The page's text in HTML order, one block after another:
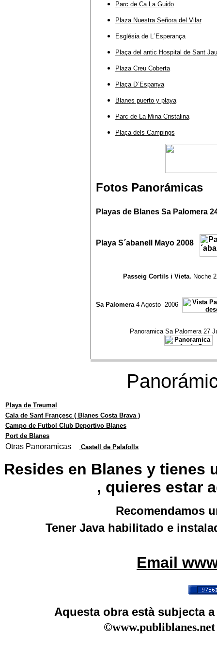
Parc de Ca La Guido
Plaza Nuestra Señora del Vilar
Església de L´Esperança
Plaça del antic Hospital de Sant
Plaza Creu Coberta
Plaça D´Espanya
Blanes puerto y playa
Parc de La Mina Cristalina
Plaça dels Campings
Fotos Panorámicas
Playas de Blanes Sa Palomera
Playa S´abanell Mayo 2008
Passeig Cortils i Vieta. Noche
Sa Palomera4 Agosto 2006
Panoramica Sa Palomera 27
Playa de Treumal
Cala de Sant Françesc ( Blanes Costa Brava )
Campo de Futbol Club Deportivo Blanes
Port de Blanes
Otras Panoramicas Castell de Palafolls
Resides en Blanes y tienes
, quieres estar
Recomendamos
Tener Java habilitado e
Email
Aquesta obra està subjecta